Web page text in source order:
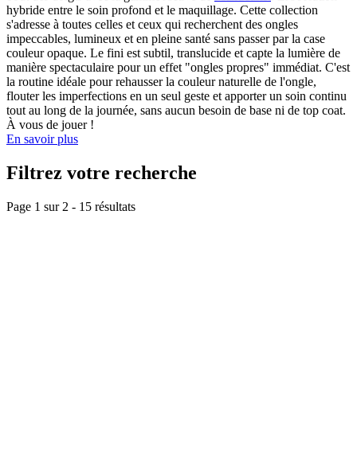
hybride entre le soin profond et le maquillage. Cette collection
s'adresse à toutes celles et ceux qui recherchent des ongles
impeccables, lumineux et en pleine santé sans passer par la case
couleur opaque. Le fini est subtil, translucide et capte la lumière de
manière spectaculaire pour un effet "ongles propres" immédiat. C'est
la routine idéale pour rehausser la couleur naturelle de l'ongle,
flouter les imperfections en un seul geste et apporter un soin continu
tout au long de la journée, sans aucun besoin de base ni de top coat.
À vous de jouer !
En savoir plus
Filtrez votre recherche
Page 1 sur 2 - 15 résultats